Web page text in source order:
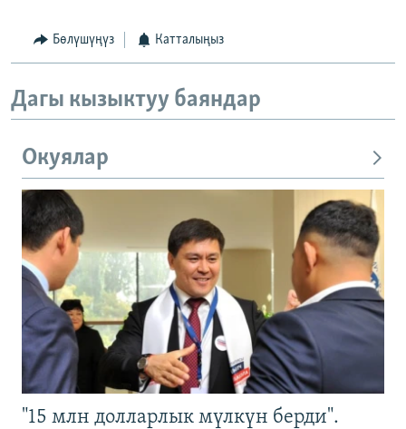
Бөлүшүңүз Катталыңыз
Дагы кызыктуу баяндар
Окуялар
"15 млн долларлык мүлкүн берди".